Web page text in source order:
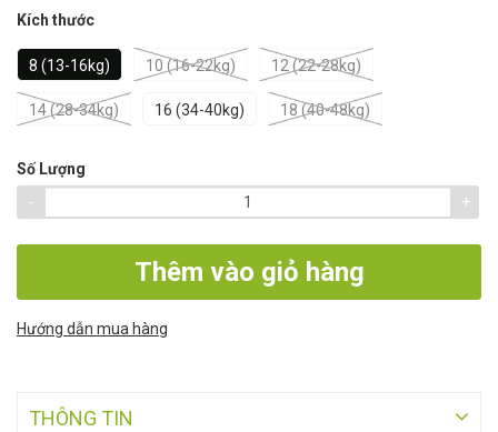
Kích thước
8 (13-16kg) 10 (16-22kg) 12 (22-28kg)
14 (28-34kg) 16 (34-40kg) 18 (40-48kg)
Số Lượng
-
+
Thêm vào giỏ hàng
Hướng dẫn mua hàng
THÔNG TIN